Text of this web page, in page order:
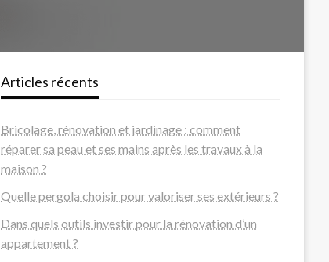
Articles récents
Bricolage, rénovation et jardinage : comment
réparer sa peau et ses mains après les travaux à la
maison ?
Quelle pergola choisir pour valoriser ses extérieurs ?
Dans quels outils investir pour la rénovation d’un
appartement ?